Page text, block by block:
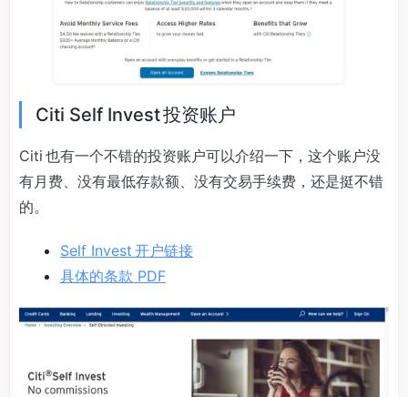
Citi Self Invest 投资账户
Citi 也有一个不错的投资账户可以介绍一下，这个账户没
有月费、没有最低存款额、没有交易手续费，还是挺不错
的。
Self Invest 开户链接
具体的条款 PDF